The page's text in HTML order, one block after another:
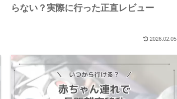
らない？実際に行った正直レビュー
2026.02.05